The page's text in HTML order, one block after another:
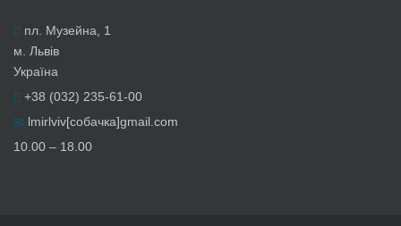
пл. Музейна, 1
м. Львів
Україна
+38 (032) 235-61-00
lmirlviv[собачка]gmail.com
10.00 – 18.00